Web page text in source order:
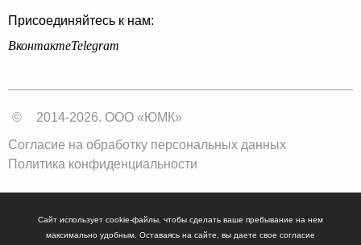
Присоединяйтесь к нам:
ВконтактеTelegram
©
2014-2026. ООО «ЮМК»
Согласие на обработку персональных данных
Политика конфиденциальности
Сайт использует cookie-файлы, чтобы сделать ваше пребывание на нем
максимально удобным. Оставаясь на сайте, вы даете свое согласие